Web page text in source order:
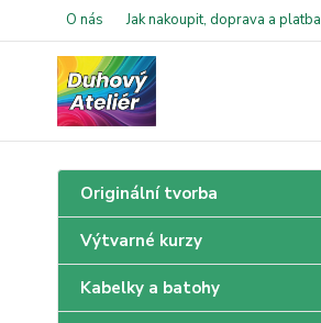
O nás Jak nakoupit, doprava a platba
Originální tvorba
Výtvarné kurzy
Kabelky a batohy